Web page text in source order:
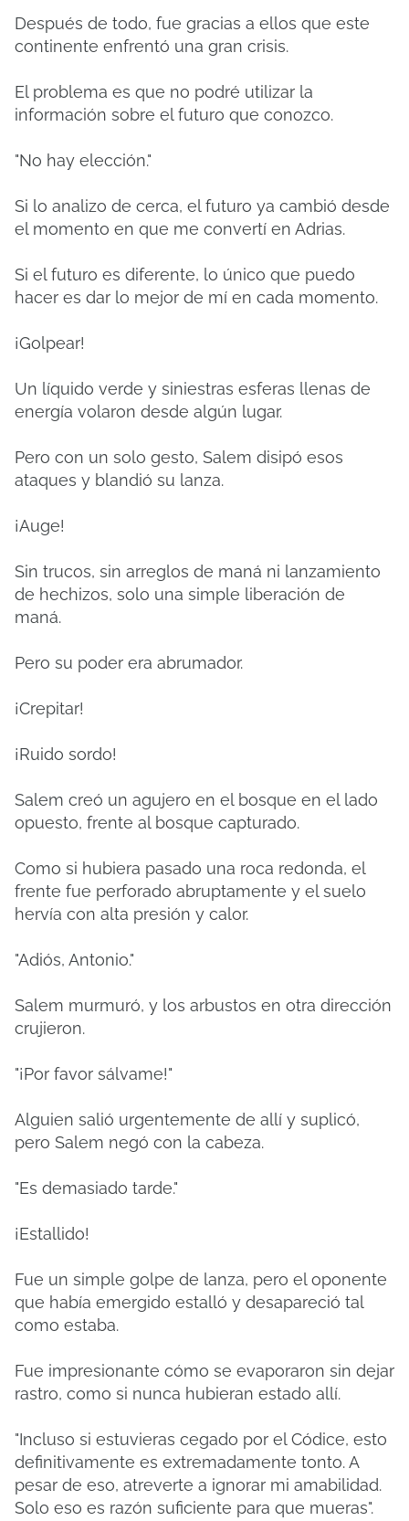
Después de todo, fue gracias a ellos que este
continente enfrentó una gran crisis.
El problema es que no podré utilizar la
información sobre el futuro que conozco.
"No hay elección."
Si lo analizo de cerca, el futuro ya cambió desde
el momento en que me convertí en Adrias.
Si el futuro es diferente, lo único que puedo
hacer es dar lo mejor de mí en cada momento.
¡Golpear!
Un líquido verde y siniestras esferas llenas de
energía volaron desde algún lugar.
Pero con un solo gesto, Salem disipó esos
ataques y blandió su lanza.
¡Auge!
Sin trucos, sin arreglos de maná ni lanzamiento
de hechizos, solo una simple liberación de
maná.
Pero su poder era abrumador.
¡Crepitar!
¡Ruido sordo!
Salem creó un agujero en el bosque en el lado
opuesto, frente al bosque capturado.
Como si hubiera pasado una roca redonda, el
frente fue perforado abruptamente y el suelo
hervía con alta presión y calor.
"Adiós, Antonio."
Salem murmuró, y los arbustos en otra dirección
crujieron.
"¡Por favor sálvame!"
Alguien salió urgentemente de allí y suplicó,
pero Salem negó con la cabeza.
"Es demasiado tarde."
¡Estallido!
Fue un simple golpe de lanza, pero el oponente
que había emergido estalló y desapareció tal
como estaba.
Fue impresionante cómo se evaporaron sin dejar
rastro, como si nunca hubieran estado allí.
"Incluso si estuvieras cegado por el Códice, esto
definitivamente es extremadamente tonto. A
pesar de eso, atreverte a ignorar mi amabilidad.
Solo eso es razón suficiente para que mueras".